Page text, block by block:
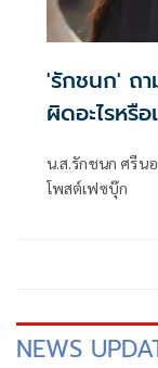
'รักชนก' ถ
ผิดอะไรหรือ
น.ส.รักชนก ศรีน
โพสต์เฟซบุ๊ก
NEWS